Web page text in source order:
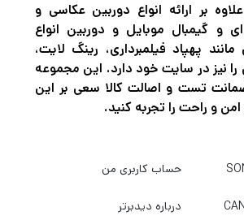
بر ارائه انواع دوربین عکاسی و
ای و گیمبال موبایل و دوربین انواع
پهپاد فیلمبرداری، رینگ لایت،
را نیز در سایت خود دارد. این مجموعه
تست و اصالت کالا سعی بر این
و راحت را تجربه کنید.
حساب کاربری من
درباره دیدبرتر